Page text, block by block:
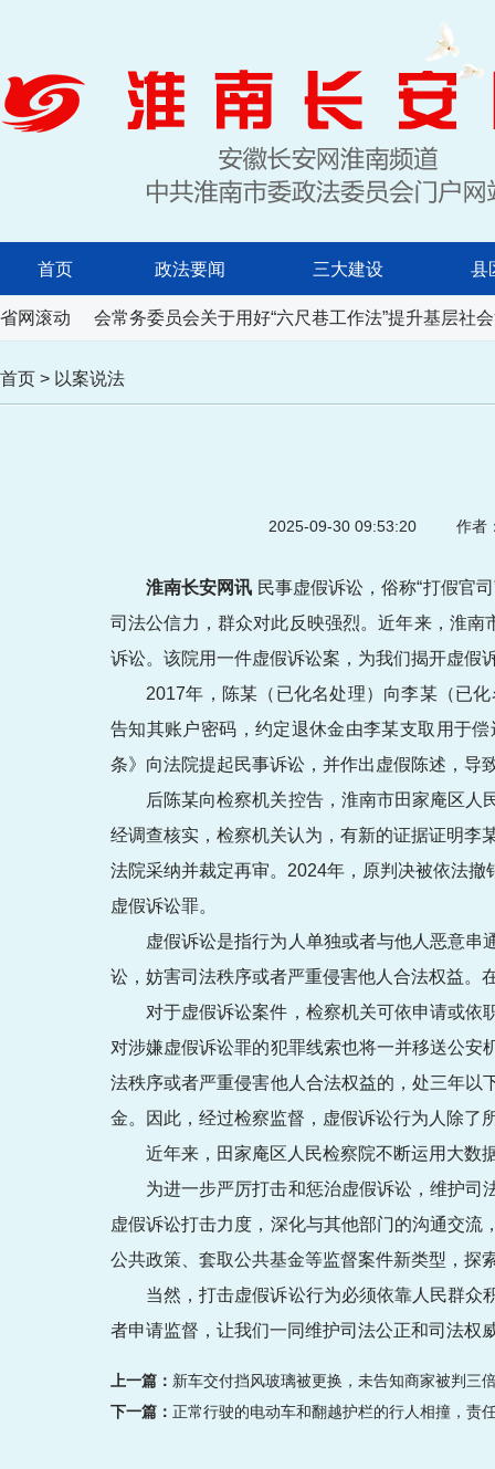
首页 政法要闻 三大建设 县
省网滚动
民代表大会常务委员会关于用好“六尺巷工作法”提升基层社会
首页 > 以案说法
2025-09-30 09:53:20 作者
淮南长安网讯 民事虚假诉讼，俗称“打假官
司法公信力，群众对此反映强烈。近年来，淮南
诉讼。该院用一件虚假诉讼案，为我们揭开虚假
2017年，陈某（已化名处理）向李某（已
告知其账户密码，约定退休金由李某支取用于
条》向法院提起民事诉讼，并作出虚假陈述，导
后陈某向检察机关控告，淮南市田家庵区
经调查核实，检察机关认为，有新的证据证明李
法院采纳并裁定再审。2024年，原判决被依法
虚假诉讼罪。
虚假诉讼是指行为人单独或者与他人恶意
讼，妨害司法秩序或者严重侵害他人合法权益。
对于虚假诉讼案件，检察机关可依申请或依
对涉嫌虚假诉讼罪的犯罪线索也将一并移送公
法秩序或者严重侵害他人合法权益的，处三年
金。因此，经过检察监督，虚假诉讼行为人除了
近年来，田家庵区人民检察院不断运用大数
为进一步严厉打击和惩治虚假诉讼，维护司
虚假诉讼打击力度，深化与其他部门的沟通交
公共政策、套取公共基金等监督案件新类型，探
当然，打击虚假诉讼行为必须依靠人民群众
者申请监督，让我们一同维护司法公正和司法权
上一篇： 新车交付挡风玻璃被更换，未告知商家被判三
下一篇： 正常行驶的电动车和翻越护栏的行人相撞，责